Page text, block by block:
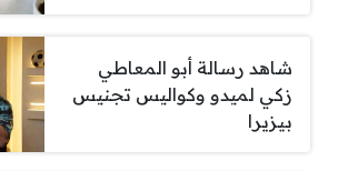
شاهد رسالة أبو المعاطي
زكي لميدو وكواليس تجنيس
بيزيرا